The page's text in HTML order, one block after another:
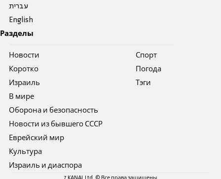
עברית
English
Разделы
Новости
Коротко
Израиль
В мире
Оборона и безопасность
Новости из бывшего СССР
Еврейский мир
Культура
Израиль и диаспора
Спорт
Погода
Тэги